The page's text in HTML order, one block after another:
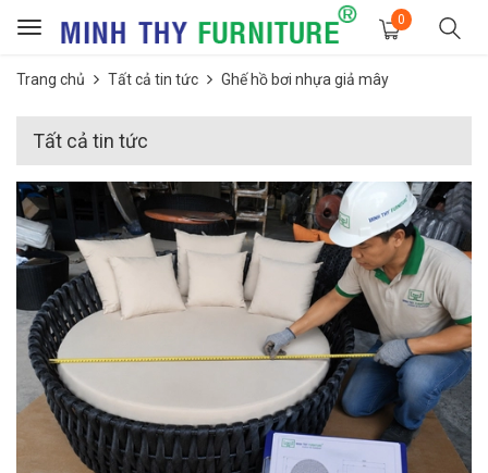
Toggle
0
Trang chủ Tất cả tin tức Ghế hồ bơi nhựa giả mây
Tất cả tin tức